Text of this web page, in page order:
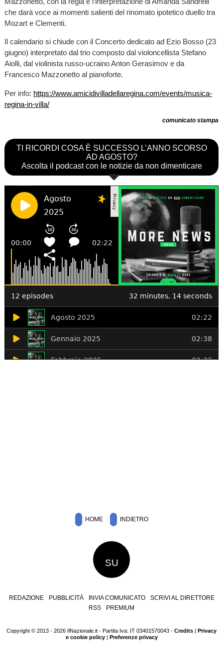
che darà voce ai momenti salienti del rinomato ipotetico duello tra
Mozart e Clementi.
Il calendario si chiude con il Concerto dedicato ad Ezio Bosso (23
giugno) interpretato dal trio composto dal violoncellista Stefano
Aiolli, dal violinista russo-ucraino Anton Gerasimov e da
Francesco Mazzonetto al pianoforte.
Per info: https://www.amicidivilladellaregina.com/events/musica-
regina-in-villa/
comunicato stampa
TI RICORDI COSA È SUCCESSO L’ANNO SCORSO
AD AGOSTO?
Ascolta il podcast con le notizie da non dimenticare
HOME INDIETRO
SU
REDAZIONE PUBBLICITÀ INVIA COMUNICATO
SCRIVI AL DIRETTORE
RSS
PREMIUM
Copyright © 2013 - 2026 IlNazionale.it - Partita Iva: IT 03401570043 - Credits | Privacy
e cookie policy| Preferenze privacy